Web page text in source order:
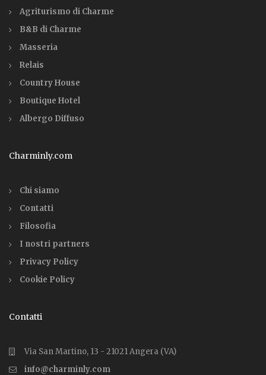
Agriturismo di Charme
B&B di Charme
Masseria
Relais
Country House
Boutique Hotel
Albergo Diffuso
Charminly.com
Chi siamo
Contatti
Filosofia
I nostri partners
Privacy Policy
Cookie Policy
Contatti
Via San Martino, 13 - 21021 Angera (VA)
info@charminly.com